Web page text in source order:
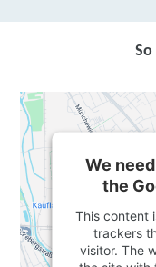
We
the
This content
trackers
visitor. The